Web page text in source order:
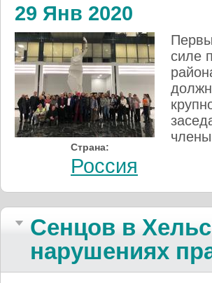
29 Янв 2020
силе
Страна:
Россия
Сенцов в
нарушениях